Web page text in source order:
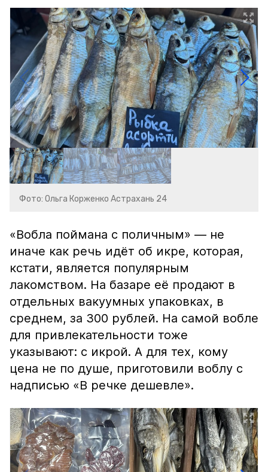
Фото: Ольга Корженко Астрахань 24
«Вобла поймана с поличным» — не
иначе как речь идёт об икре, которая,
кстати, является популярным
лакомством. На базаре её продают в
отдельных вакуумных упаковках, в
среднем, за 300 рублей. На самой вобле
для привлекательности тоже
указывают: с икрой. А для тех, кому
цена не по душе, приготовили воблу с
надписью «В речке дешевле».